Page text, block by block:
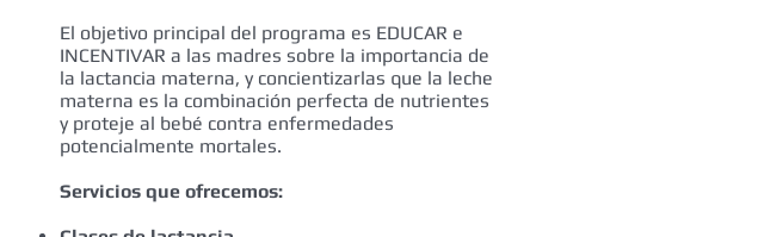
El objetivo principal del programa es EDUCAR e
INCENTIVAR a las madres sobre la importancia de
la lactancia materna, y concientizarlas que la leche
materna es la combinación perfecta de nutrientes
y proteje al bebé contra enfermedades
potencialmente mortales.
Servicios que ofrecemos: